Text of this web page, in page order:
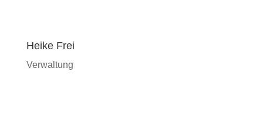
Heike Frei
Verwaltung